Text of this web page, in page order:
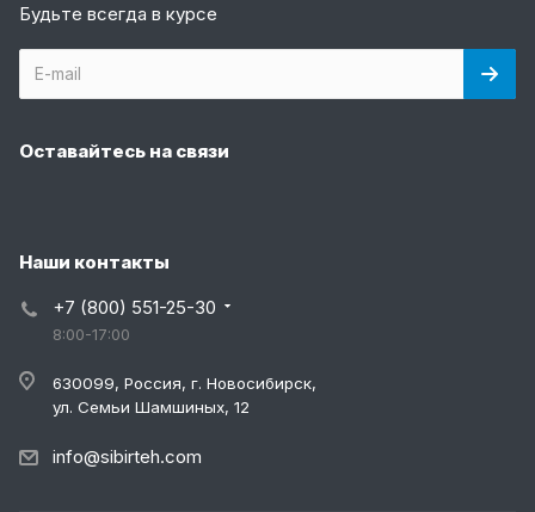
Будьте всегда в курсе
Оставайтесь на связи
Наши контакты
+7 (800) 551-25-30
8:00-17:00
630099, Россия, г. Новосибирск,
ул. Семьи Шамшиных, 12
info@sibirteh.com